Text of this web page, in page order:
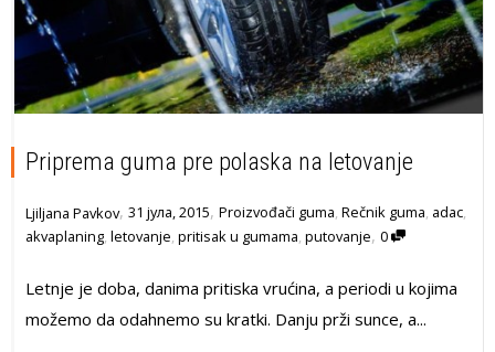
Priprema guma pre polaska na letovanje
Ljiljana Pavkov, 31 јула, 2015, Proizvođači guma, Rečnik guma, adac,
akvaplaning, letovanje, pritisak u gumama, putovanje, 0
Letnje je doba, danima pritiska vrućina, a periodi u kojima
možemo da odahnemo su kratki. Danju prži sunce, a...